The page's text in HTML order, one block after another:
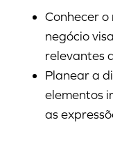
Conhecer o
negócio
relevantes
Planear a
elementos
as